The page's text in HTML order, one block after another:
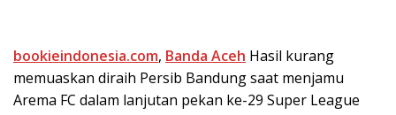
bookieindonesia.com, Banda Aceh Hasil kurang
memuaskan diraih Persib Bandung saat menjamu
Arema FC dalam lanjutan pekan ke-29 Super League